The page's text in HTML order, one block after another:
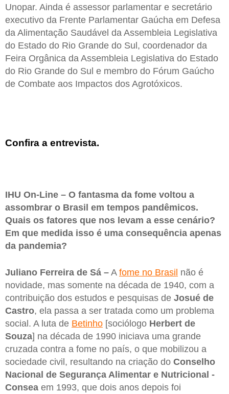
Unopar. Ainda é assessor parlamentar e secretário
executivo da Frente Parlamentar Gaúcha em Defesa
da Alimentação Saudável da Assembleia Legislativa
do Estado do Rio Grande do Sul, coordenador da
Feira Orgânica da Assembleia Legislativa do Estado
do Rio Grande do Sul e membro do Fórum Gaúcho
de Combate aos Impactos dos Agrotóxicos.
Confira a entrevista.
IHU On-Line – O fantasma da fome voltou a
assombrar o Brasil em tempos pandêmicos.
Quais os fatores que nos levam a esse cenário?
Em que medida isso é uma consequência apenas
da pandemia?
Juliano Ferreira de Sá – A fome no Brasil não é
novidade, mas somente na década de 1940, com a
contribuição dos estudos e pesquisas de Josué de
Castro, ela passa a ser tratada como um problema
social. A luta de Betinho [sociólogo Herbert de
Souza] na década de 1990 iniciava uma grande
cruzada contra a fome no país, o que mobilizou a
sociedade civil, resultando na criação do Conselho
Nacional de Segurança Alimentar e Nutricional -
Consea em 1993, que dois anos depois foi